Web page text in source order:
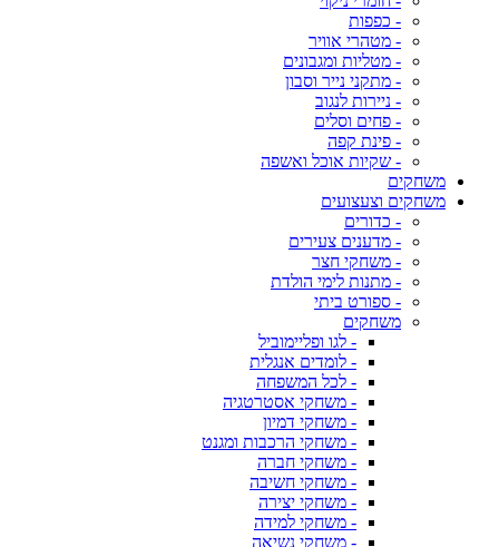
- כפפות
- מטהרי אוויר
- מטליות ומגבונים
- מתקני נייר וסבון
- ניירות לנגוב
- פחים וסלים
- פינת קפה
- שקיות אוכל ואשפה
משחקים
משחקים וצעצועים
- כדורים
- מדענים צעירים
- משחקי חצר
- מתנות לימי הולדת
- ספורט ביתי
משחקים
- לגו ופליימוביל
- לומדים אנגלית
- לכל המשפחה
- משחקי אסטרטגיה
- משחקי דמיון
- משחקי הרכבות ומגנט
- משחקי חברה
- משחקי חשיבה
- משחקי יצירה
- משחקי למידה
- משחקי נשיאה